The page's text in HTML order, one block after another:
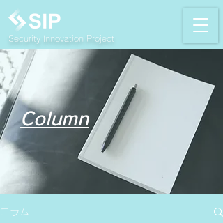
Security Innovation Project
Column
コラム